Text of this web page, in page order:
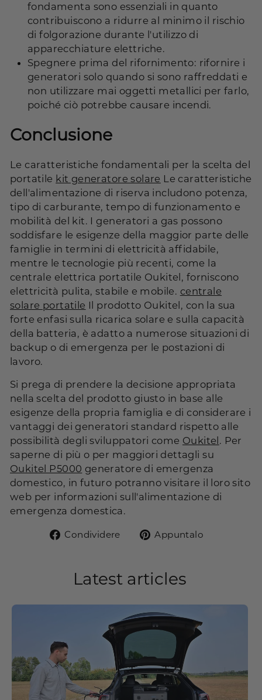
fondamenta sono essenziali in quanto
contribuiscono a ridurre al minimo il rischio
di folgorazione durante l'utilizzo di
apparecchiature elettriche.
Spegnere prima del rifornimento: rifornire i
generatori solo quando si sono raffreddati e
non utilizzare mai oggetti metallici per farlo,
poiché ciò potrebbe causare incendi.
Conclusione
Le caratteristiche fondamentali per la scelta del
portatile kit generatore solare Le caratteristiche
dell'alimentazione di riserva includono potenza,
tipo di carburante, tempo di funzionamento e
mobilità del kit. I generatori a gas possono
soddisfare le esigenze della maggior parte delle
famiglie in termini di elettricità affidabile,
mentre le tecnologie più recenti, come la
centrale elettrica portatile Oukitel, forniscono
elettricità pulita, stabile e mobile. centrale
solare portatile Il prodotto Oukitel, con la sua
forte enfasi sulla ricarica solare e sulla capacità
della batteria, è adatto a numerose situazioni di
backup o di emergenza per le postazioni di
lavoro.
Si prega di prendere la decisione appropriata
nella scelta del prodotto giusto in base alle
esigenze della propria famiglia e di considerare i
vantaggi dei generatori standard rispetto alle
possibilità degli sviluppatori come Oukitel . Per
saperne di più o per maggiori dettagli su
Oukitel P5000 generatore di emergenza
domestico, in futuro potranno visitare il loro sito
web per informazioni sull'alimentazione di
emergenza domestica.
Condividere
CondividiAppuntalo
Latest articles